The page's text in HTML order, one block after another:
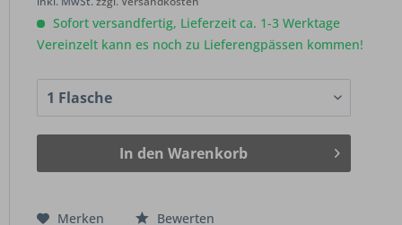
Sofort versandfertig, Lieferzeit ca. 1-3 Werktage
Vereinzelt kann es noch zu Lieferengpässen kommen!
In den Warenkorb
Merken Bewerten